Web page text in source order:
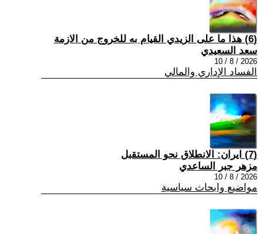
(6) هذا ما على الزيدي القيام به للخروج من الازمة
سعد السعيدي
2026 / 8 / 10
الفساد الإداري والمالي
(7) ايران: الانطلاق نحو المستقبل
مزهر جبر الساعدي
2026 / 8 / 10
مواضيع وابحاث سياسية